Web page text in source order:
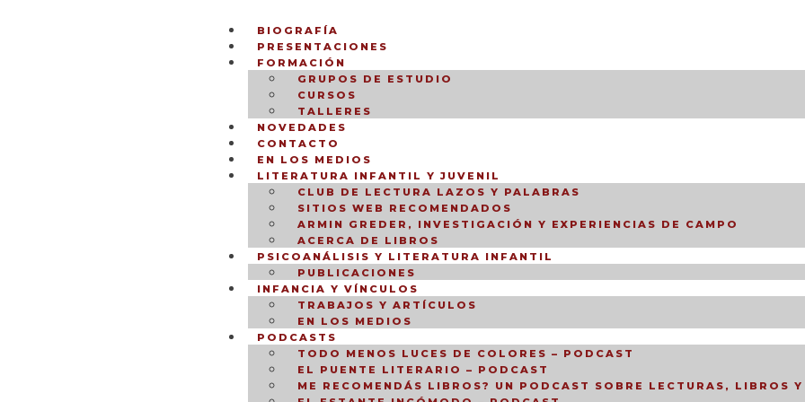
BIOGRAFÍA
PRESENTACIONES
FORMACIÓN
GRUPOS DE ESTUDIO
CURSOS
TALLERES
NOVEDADES
CONTACTO
EN LOS MEDIOS
LITERATURA INFANTIL Y JUVENIL
CLUB DE LECTURA LAZOS Y PALABRAS
SITIOS WEB RECOMENDADOS
ARMIN GREDER, INVESTIGACIÓN Y EXPERIENCIAS DE CAMPO
ACERCA DE LIBROS
PSICOANÁLISIS Y LITERATURA INFANTIL
PUBLICACIONES
INFANCIA Y VÍNCULOS
TRABAJOS Y ARTÍCULOS
EN LOS MEDIOS
PODCASTS
TODO MENOS LUCES DE COLORES – PODCAST
EL PUENTE LITERARIO – PODCAST
ME RECOMENDÁS LIBROS? UN PODCAST SOBRE LECTURAS, LIBROS